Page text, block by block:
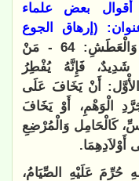
أقوال بعض علماء
(إرهاق الجوع
وَالْعَطَشِ:
64 - مَنْ
فَإِنَّهُ يُفْطِرُ
الأْوَّل: أَنْ يَخَافَ عَلَى
الْوَهْمِ، أَوْ يَخَافَ
كَالْحَامِل وَالْمُرْضِعِ
أَوْلاَدِهِمَا.
حُرِّمَ عَلَيْهِ الصِّيَامُ،